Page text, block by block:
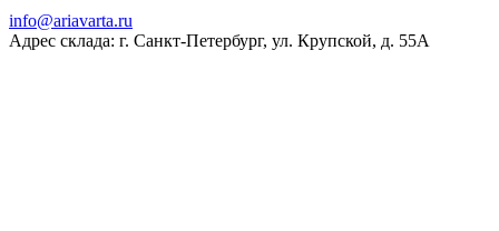
ur.atravaira@ofni
Адрес склада: г. Санкт-Петербург, ул. Крупской, д. 55А